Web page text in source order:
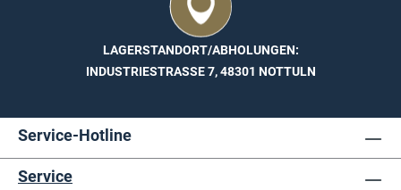
LAGERSTANDORT/ABHOLUNGEN:
INDUSTRIESTRASSE 7, 48301 NOTTULN
Service-Hotline
Service